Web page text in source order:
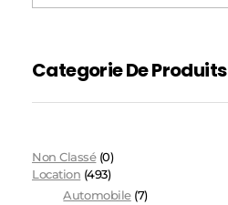
Categorie De Produits
Non Classé (0)
Location (493)
Automobile (7)